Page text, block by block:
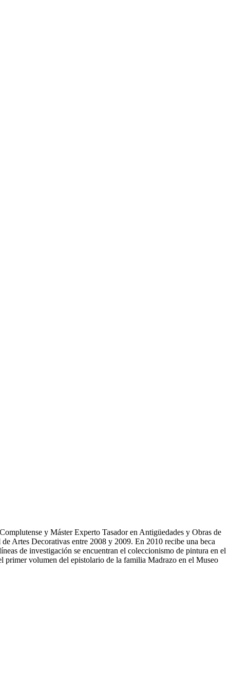
y Máster Experto Tasador en Antigüedades y Obras de
Artes Decorativas entre 2008 y 2009. En 2010 recibe una beca
de investigación se encuentran el coleccionismo de pintura en el
volumen del epistolario de la familia Madrazo en el Museo